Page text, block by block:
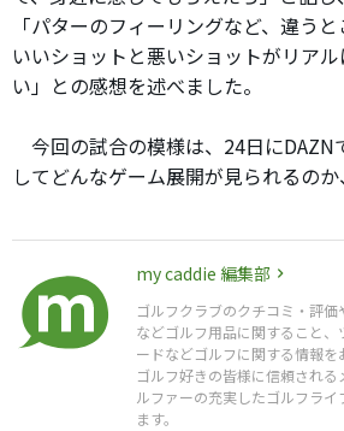
「パターのフィーリングなど、違うと
いいショットと悪いショットがリア
い」との感想を述べました。
今回の試合の模様は、24日にDAZN
してどんなゲーム展開が見られるのか
my caddie 編集部
ゴルフクラブのクチコミ・評
などゴルフ用品に関すること
ードなどゴルフに関する情報を
ゴルフ好きの皆様に信頼され
ルファーの充実したゴルフラ
ます。